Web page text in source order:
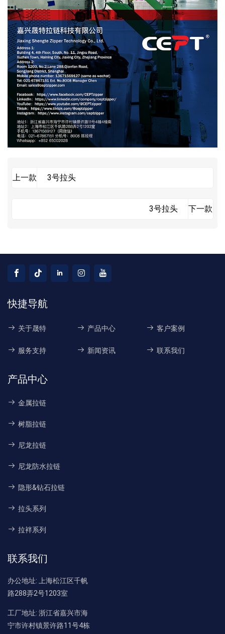
上一款 3号拉头
3号拉头 下一款
快捷导航
关于晟特 产品中心 客户案例
服务支持 新闻资讯 联系我们
产品中心
金属拉链
树脂拉链
尼龙拉链
尼龙防水拉链
隐形&钻石拉链
拉头系列
拉袢系列
联系我们
办公地址:
上海松江区千帆
路288弄2号1203室
工厂地址: 浙江省嘉兴市海
宁市许村镇景许路11号4栋